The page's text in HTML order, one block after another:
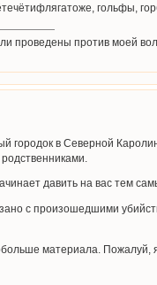
гольфы,
проведены против моей
городок в Северной
давить на вас тем
с произошедшими
материала. Пожалуй,